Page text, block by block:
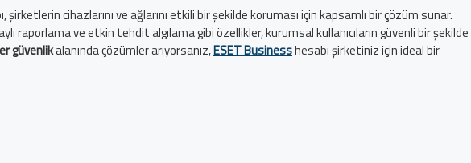
şirketlerin cihazlarını ve ağlarını etkili bir şekilde koruması için kapsamlı bir çözüm sunar.
raporlama ve etkin tehdit algılama gibi özellikler, kurumsal kullanıcıların güvenli bir şekilde
güvenlikalanında çözümler arıyorsanız,ESET Businesshesabı şirketiniz için ideal bir